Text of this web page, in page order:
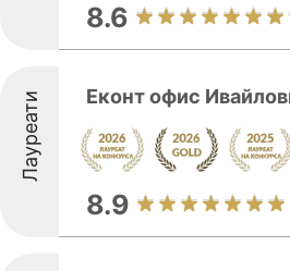
8.6
Лауреати Еконт офис
8.9